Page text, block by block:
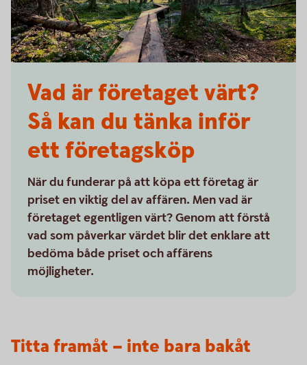
Vad är företaget värt?
Så kan du tänka inför
ett företagsköp
När du funderar på att köpa ett företag är
priset en viktig del av affären. Men vad är
företaget egentligen värt? Genom att förstå
vad som påverkar värdet blir det enklare att
bedöma både priset och affärens
möjligheter.
Titta framåt – inte bara bakåt